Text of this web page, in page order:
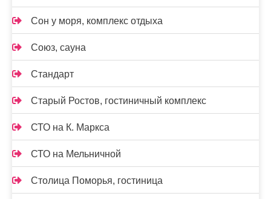
Сон у моря, комплекс отдыха
Союз, сауна
Стандарт
Старый Ростов, гостиничный комплекс
СТО на К. Маркса
СТО на Мельничной
Столица Поморья, гостиница